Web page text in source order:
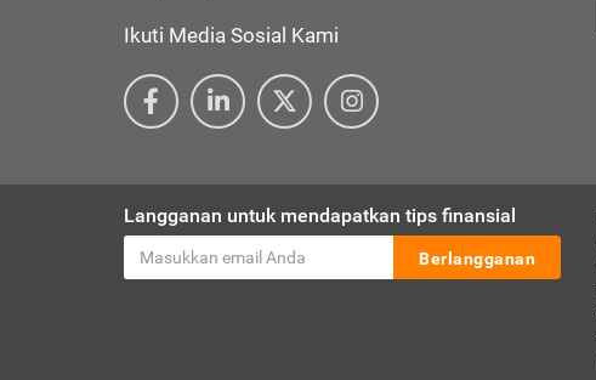
Ikuti Media Sosial Kami
Langganan untuk mendapatkan tips finansial
Berlangganan